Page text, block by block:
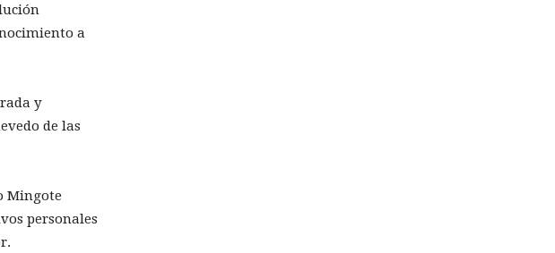
a
y
de las
Mingote
personales